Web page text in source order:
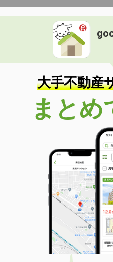
大手不動産
まとめ